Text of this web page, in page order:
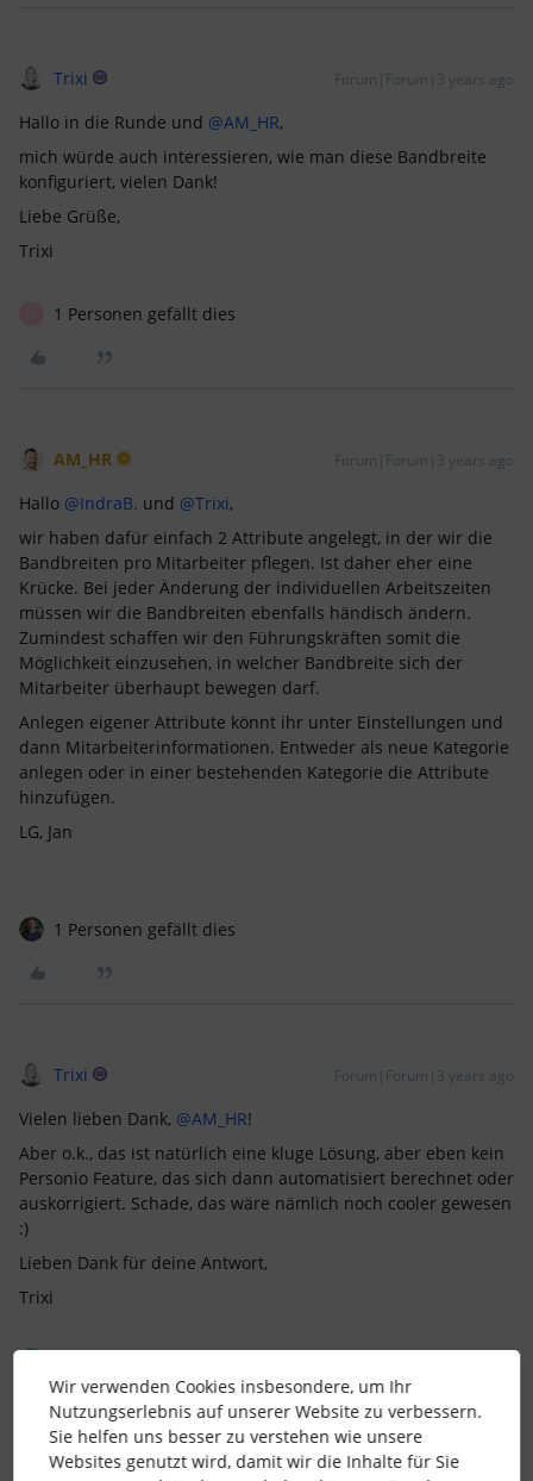
Trixi Forum|Forum|3 years ago
Hallo in die Runde und @AM_HR,
mich würde auch interessieren, wie man diese Bandbreite
konfiguriert, vielen Dank!
Liebe Grüße,
Trixi
1 Personen gefällt dies
AM_HR Forum|Forum|3 years ago
Hallo @IndraB. und @Trixi,
wir haben dafür einfach 2 Attribute angelegt, in der wir die
Bandbreiten pro Mitarbeiter pflegen. Ist daher eher eine
Krücke. Bei jeder Änderung der individuellen Arbeitszeiten
müssen wir die Bandbreiten ebenfalls händisch ändern.
Zumindest schaffen wir den Führungskräften somit die
Möglichkeit einzusehen, in welcher Bandbreite sich der
Mitarbeiter überhaupt bewegen darf.
Anlegen eigener Attribute könnt ihr unter Einstellungen und
dann Mitarbeiterinformationen. Entweder als neue Kategorie
anlegen oder in einer bestehenden Kategorie die Attribute
hinzufügen.
LG, Jan
1 Personen gefällt dies
Trixi Forum|Forum|3 years ago
Vielen lieben Dank, @AM_HR!
Aber o.k., das ist natürlich eine kluge Lösung, aber eben kein
Personio Feature, das sich dann automatisiert berechnet oder
auskorrigiert. Schade, das wäre nämlich noch cooler gewesen
:)
Lieben Dank für deine Antwort,
Trixi
Wir verwenden Cookies insbesondere, um Ihr
Nutzungserlebnis auf unserer Website zu verbessern.
Sie helfen uns besser zu verstehen wie unsere
Websites genutzt wird, damit wir die Inhalte für Sie